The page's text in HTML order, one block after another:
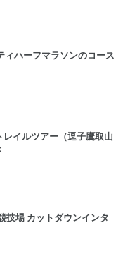
ィハーフマラソンのコース
レイルツアー（逗子鷹取山
技場 カットダウンインタ